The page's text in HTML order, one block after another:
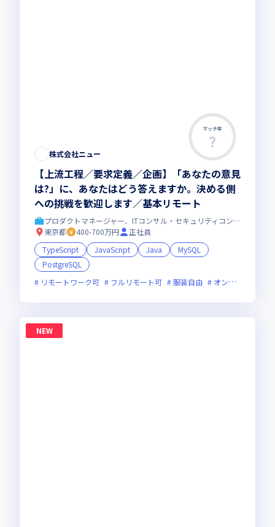
マッチ率
株式会社ニュー
【上流工程／要求定義／企画】「あなたの意見
は?」に、あなたはどう答えますか。決める側
への挑戦を歓迎します／基本リモート
プロダクトマネージャー、ITコンサル・セキュリティコンサル
東京都
400-700万円
正社員
TypeScript
JavaScript Java
MySQL
PostgreSQL
リモートワーク可
フルリモート可 服装自由 オンライン選考可
NEW